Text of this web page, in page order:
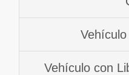
Vehículo con